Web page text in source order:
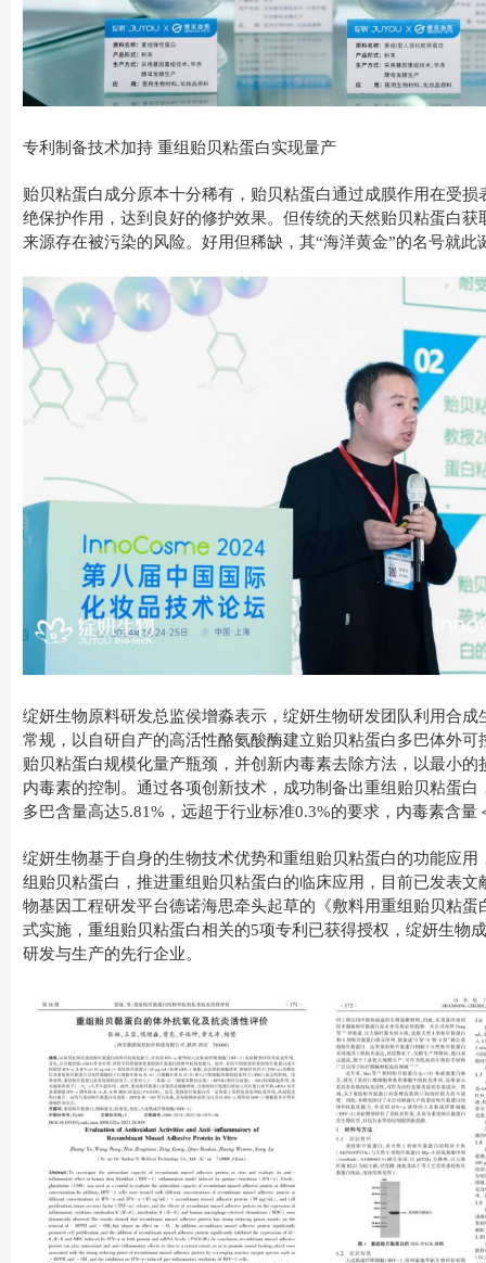
专利制备技术加持 重组贻贝粘蛋白实现量产
贻贝粘蛋白成分原本十分稀有，贻贝粘蛋白通过成膜作用在受损
绝保护作用，达到良好的修护效果。但传统的天然贻贝粘蛋白获
来源存在被污染的风险。好用但稀缺，其“海洋黄金”的名号就此
绽妍生物原料研发总监侯增淼表示，绽妍生物研发团队利用合成
常规，以自研自产的高活性酪氨酸酶建立贻贝粘蛋白多巴体外可
贻贝粘蛋白规模化量产瓶颈，并创新内毒素去除方法，以最小的
内毒素的控制。通过各项创新技术，成功制备出重组贻贝粘蛋白
多巴含量高达5.81%，远超于行业标准0.3%的要求，内毒素含量
绽妍生物基于自身的生物技术优势和重组贻贝粘蛋白的功能应用
组贻贝粘蛋白，推进重组贻贝粘蛋白的临床应用，目前已发表文
物基因工程研发平台德诺海思牵头起草的《敷料用重组贻贝粘蛋
式实施，重组贻贝粘蛋白相关的5项专利已获得授权，绽妍生物
研发与生产的先行企业。